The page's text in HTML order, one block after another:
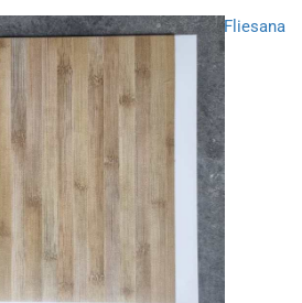
Fliesana